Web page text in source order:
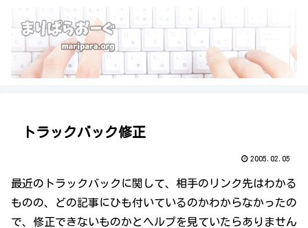
トラックバック修正
2005.02.05
最近のトラックバックに関して、相手のリンク先はわかる
ものの、どの記事にひも付いているのかわからなかったの
で、修正できないものかとヘルプを見ていたらありません